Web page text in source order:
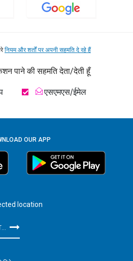
नियम और शर्तों पर अपनी सहमति दे रहे हैं
पाने की सहमति देता/देती हूँ
एसएमएस/ईमेल
OUR APP
location
SELECT YOUR DELIVERY LOCATION